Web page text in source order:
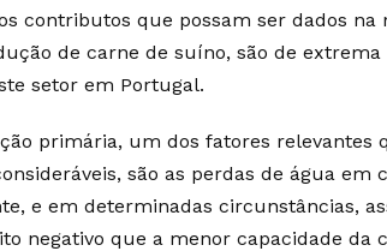
contributos que possam ser dados
de carne de suíno, são de
setor em Portugal.
primária, um dos fatores relevantes
são as perdas de água em
e em determinadas circunstâncias,
negativo que a menor capacidade da